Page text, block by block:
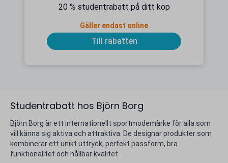
20 % studentrabatt på ditt köp
Gäller endast online
Till rabatten
Studentrabatt hos Björn Borg
Björn Borg är ett internationellt sportmodemärke för alla som
vill känna sig aktiva och attraktiva. De designar produkter som
kombinerar ett unikt uttryck, perfekt passform, bra
funktionalitet och hållbar kvalitet.